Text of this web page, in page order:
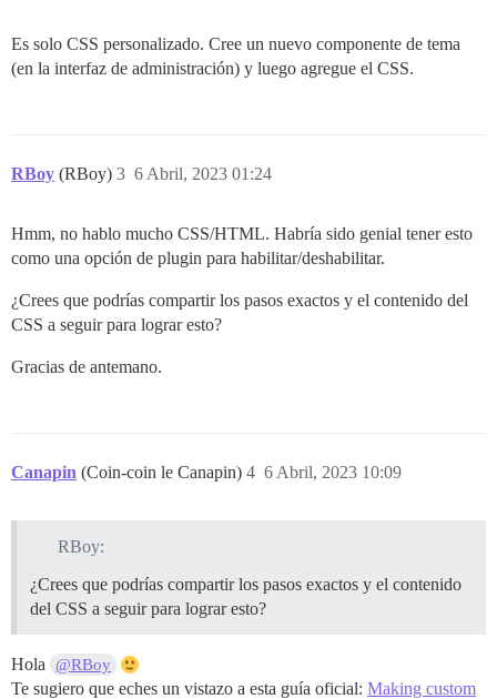
Es solo CSS personalizado. Cree un nuevo componente de tema
(en la interfaz de administración) y luego agregue el CSS.
RBoy (RBoy) 6 Abril, 2023 01:24
3
Hmm, no hablo mucho CSS/HTML. Habría sido genial tener esto
como una opción de plugin para habilitar/deshabilitar.
¿Crees que podrías compartir los pasos exactos y el contenido del
CSS a seguir para lograr esto?
Gracias de antemano.
Canapin (Coin-coin le Canapin) 6 Abril, 2023 10:09
4
RBoy:
¿Crees que podrías compartir los pasos exactos y el contenido
del CSS a seguir para lograr esto?
Hola @RBoy
Te sugiero que eches un vistazo a esta guía oficial: Making custom